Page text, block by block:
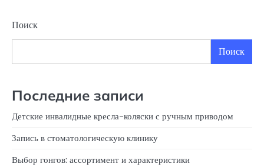
Поиск
Поиск
Последние записи
Детские инвалидные кресла-коляски с ручным приводом
Запись в стоматологическую клинику
Выбор гонгов: ассортимент и характеристики